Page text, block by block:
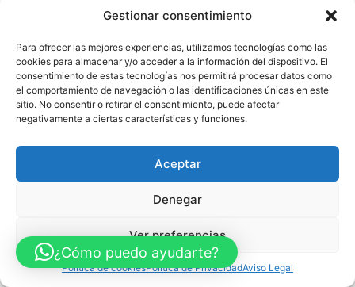
Gestionar consentimiento
Para ofrecer las mejores experiencias, utilizamos tecnologías como las
cookies para almacenar y/o acceder a la información del dispositivo. El
consentimiento de estas tecnologías nos permitirá procesar datos como
el comportamiento de navegación o las identificaciones únicas en este
sitio. No consentir o retirar el consentimiento, puede afectar
negativamente a ciertas características y funciones.
Aceptar
Denegar
Ver preferencias
Política de cookiesPolítica de PrivacidadAviso Legal
Accesibilidad Mapa web
FINANCIADO POR LA UNIÓN EUROPEA CON EL PROGRAMA KIT
DIGITAL POR LOS FONDOS NEXT GENERATION (EU) DEL
MECANISMO DE RECUPERACIÓN Y RESILENCIA
© Guia Telefónica de Empresas – Todos los derechos reservados.
¿Cómo puedo ayudarte?